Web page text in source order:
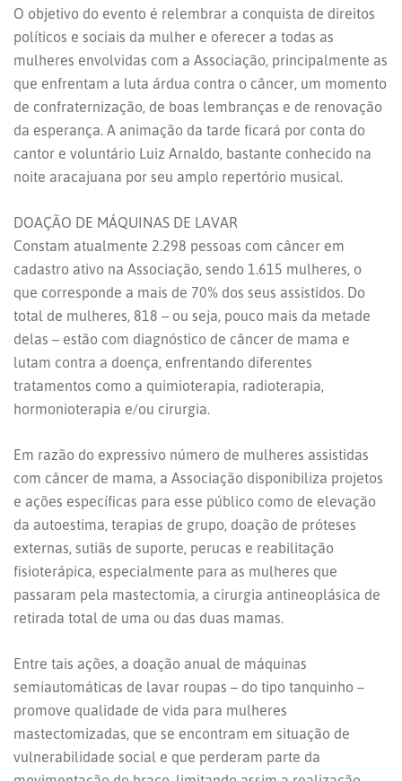
O objetivo do evento é relembrar a conquista de direitos
políticos e sociais da mulher e oferecer a todas as
mulheres envolvidas com a Associação, principalmente as
que enfrentam a luta árdua contra o câncer, um momento
de confraternização, de boas lembranças e de renovação
da esperança. A animação da tarde ficará por conta do
cantor e voluntário Luiz Arnaldo, bastante conhecido na
noite aracajuana por seu amplo repertório musical.
DOAÇÃO DE MÁQUINAS DE LAVAR
Constam atualmente 2.298 pessoas com câncer em
cadastro ativo na Associação, sendo 1.615 mulheres, o
que corresponde a mais de 70% dos seus assistidos. Do
total de mulheres, 818 – ou seja, pouco mais da metade
delas – estão com diagnóstico de câncer de mama e
lutam contra a doença, enfrentando diferentes
tratamentos como a quimioterapia, radioterapia,
hormonioterapia e/ou cirurgia.
Em razão do expressivo número de mulheres assistidas
com câncer de mama, a Associação disponibiliza projetos
e ações específicas para esse público como de elevação
da autoestima, terapias de grupo, doação de próteses
externas, sutiãs de suporte, perucas e reabilitação
fisioterápica, especialmente para as mulheres que
passaram pela mastectomia, a cirurgia antineoplásica de
retirada total de uma ou das duas mamas.
Entre tais ações, a doação anual de máquinas
semiautomáticas de lavar roupas – do tipo tanquinho –
promove qualidade de vida para mulheres
mastectomizadas, que se encontram em situação de
vulnerabilidade social e que perderam parte da